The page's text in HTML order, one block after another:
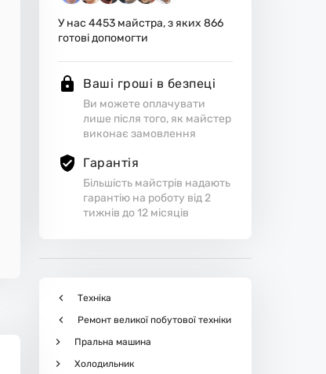
У нас4453 майстра, з яких866
готові допомогти
Ваші гроші в безпеці
Ви можете оплачувати
лише після того, як майстер
виконає замовлення
Гарантія
Більшість майстрів надають
гарантію на роботу від 2
тижнів до 12 місяців
Техніка
Ремонт великої побутової техніки
Пральна машина
Холодильник